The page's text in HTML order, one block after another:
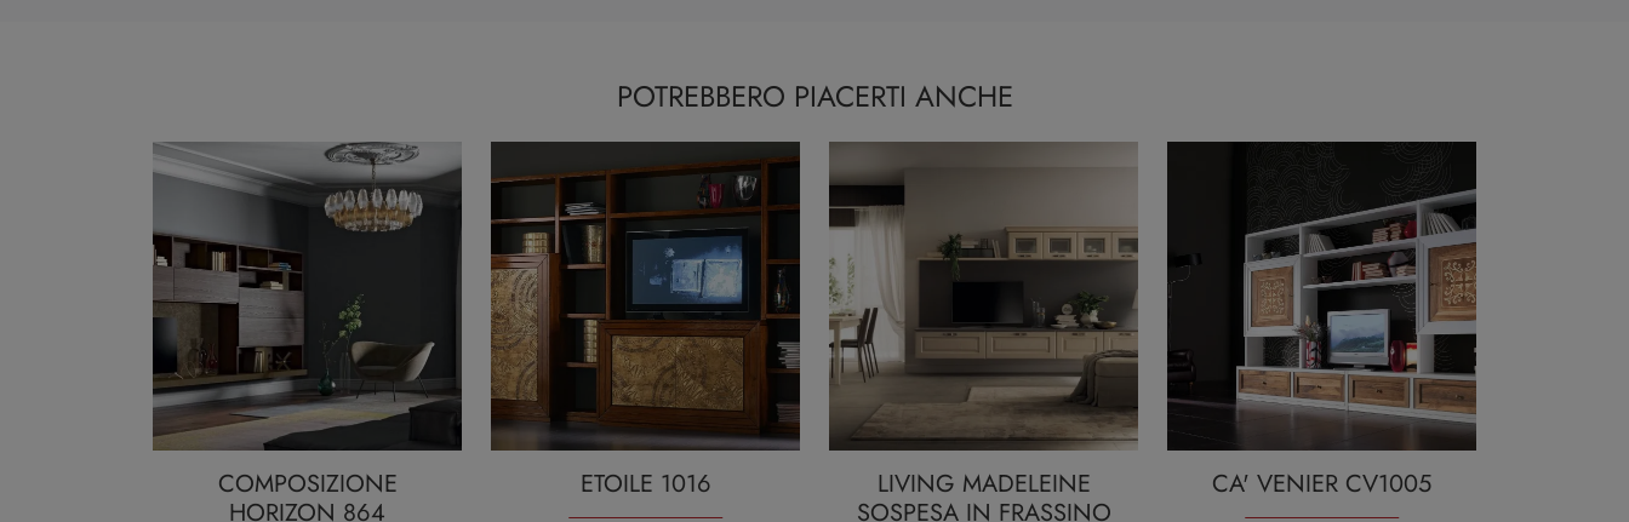
POTREBBERO PIACERTI ANCHE
COMPOSIZIONE
HORIZON 864
ETOILE 1016
LIVING MADELEINE
SOSPESA IN FRASSINO
CA' VENIER CV1005